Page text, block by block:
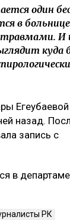
один
в
И
куда
назад.
запись с
в
РК